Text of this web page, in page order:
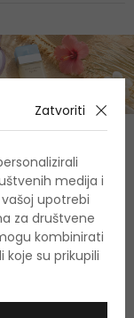
Zatvoriti
medija i
upotrebi
za društvene
kombinirati
su prikupili